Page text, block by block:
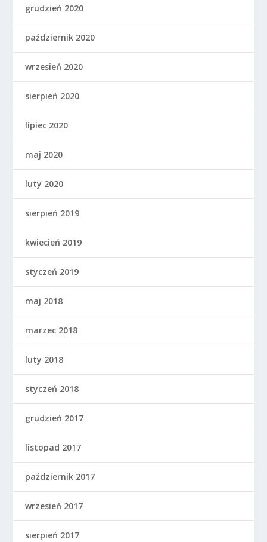
grudzień 2020
październik 2020
wrzesień 2020
sierpień 2020
lipiec 2020
maj 2020
luty 2020
sierpień 2019
kwiecień 2019
styczeń 2019
maj 2018
marzec 2018
luty 2018
styczeń 2018
grudzień 2017
listopad 2017
październik 2017
wrzesień 2017
sierpień 2017